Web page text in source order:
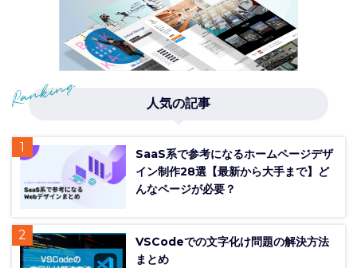
人気の記事
SaaS系で参考になるホームページデザ
イン制作28選【最新から大手まで】ど
んなページが必要？
VSCodeでの文字化け問題の解決方法
まとめ